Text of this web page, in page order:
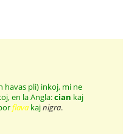
havas pli) inkoj, mi ne
en la Angla:cian kaj
flava kajnigra.